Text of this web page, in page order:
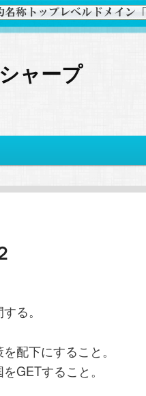
ャープ
る。
配下にすること。
GETすること。